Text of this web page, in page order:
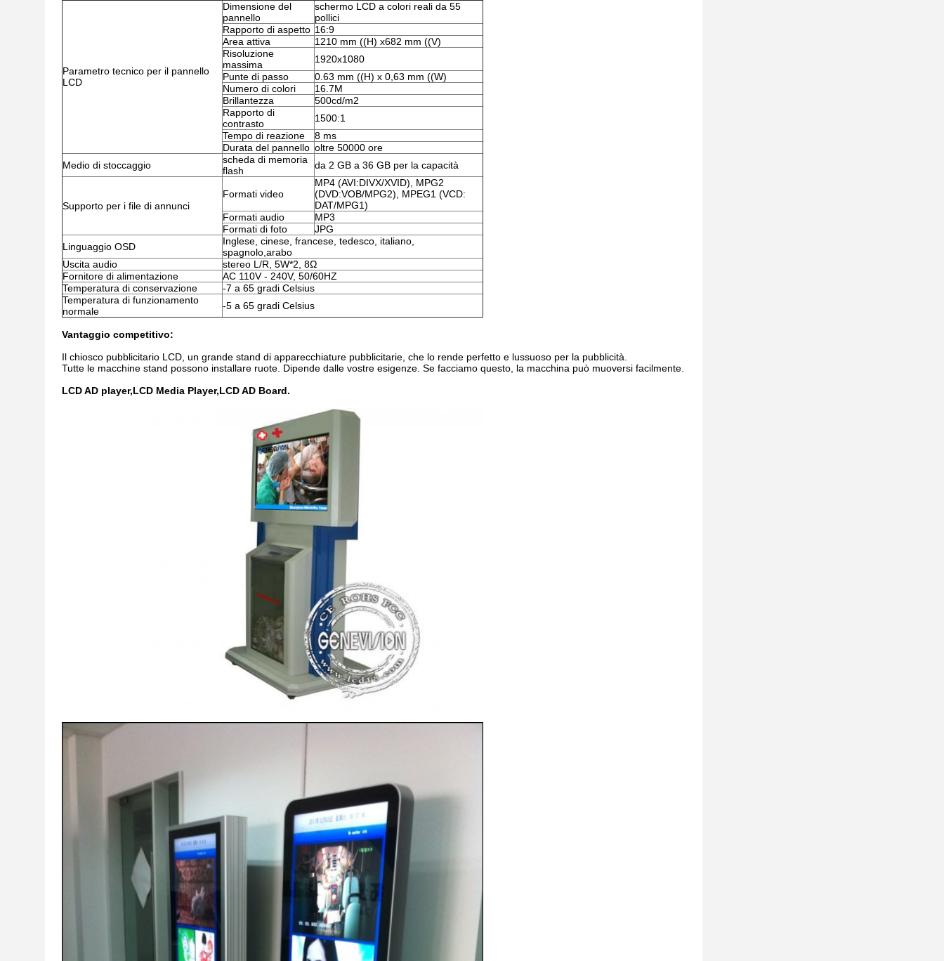
Parametro tecnico per il pannello
LCD
Dimensione del
pannello
schermo LCD a colori reali da 55
pollici
Rapporto di aspetto 16:9
Area attiva
1210 mm ((H) x682 mm ((V)
Risoluzione
massima
1920x1080
Punte di passo
0.63 mm ((H) x 0,63 mm ((W)
Numero di colori
16.7M
Brillantezza
500cd/m2
Rapporto di
contrasto
1500:1
Tempo di reazione
8 ms
Durata del pannello oltre 50000 ore
Medio di stoccaggio
scheda di memoria
flash
da 2 GB a 36 GB per la capacità
Supporto per i file di annunci
Formati video
MP4 (AVI:DIVX/XVID), MPG2
(DVD:VOB/MPG2), MPEG1 (VCD:
DAT/MPG1)
Formati audio
MP3
Formati di foto
JPG
Linguaggio OSD
Inglese, cinese, francese, tedesco, italiano,
spagnolo,arabo
Uscita audio
stereo L/R, 5W*2, 8Ω
Fornitore di alimentazione
AC 110V - 240V, 50/60HZ
Temperatura di conservazione
-7 a 65 gradi Celsius
Temperatura di funzionamento
normale
-5 a 65 gradi Celsius
Vantaggio competitivo:
Il chiosco pubblicitario LCD, un grande stand di apparecchiature pubblicitarie, che lo rende perfetto e lussuoso per la pubblicità.
Tutte le macchine stand possono installare ruote. Dipende dalle vostre esigenze. Se facciamo questo, la macchina può muoversi facilmente.
LCD AD player,LCD Media Player,LCD AD Board.